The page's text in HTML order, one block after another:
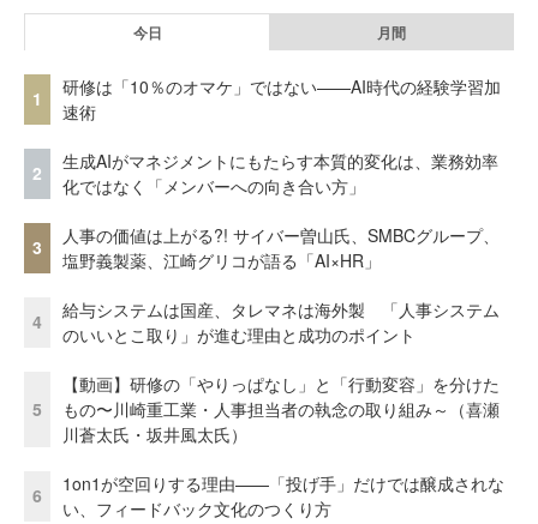
今日 月間
1
研修は「10％のオマケ」ではない——AI時代の経験学習加
速術
2
生成AIがマネジメントにもたらす本質的変化は、業務効率
化ではなく「メンバーへの向き合い方」
3
人事の価値は上がる?! サイバー曽山氏、SMBCグループ、
塩野義製薬、江崎グリコが語る「AI×HR」
4
給与システムは国産、タレマネは海外製 「人事システム
のいいとこ取り」が進む理由と成功のポイント
5
【動画】研修の「やりっぱなし」と「行動変容」を分けた
もの〜川崎重工業・人事担当者の執念の取り組み～（喜瀬
川蒼太氏・坂井風太氏）
6
1on1が空回りする理由——「投げ手」だけでは醸成されな
い、フィードバック文化のつくり方